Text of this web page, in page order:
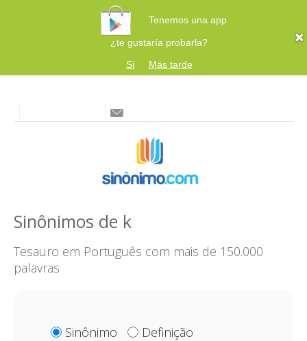
Tenemos una app
¿te gustaría probarla?
Sí
Más tarde
Sinônimos de k
Tesauro em Português com mais de 150.000
palavras
Sinônimo
Definição